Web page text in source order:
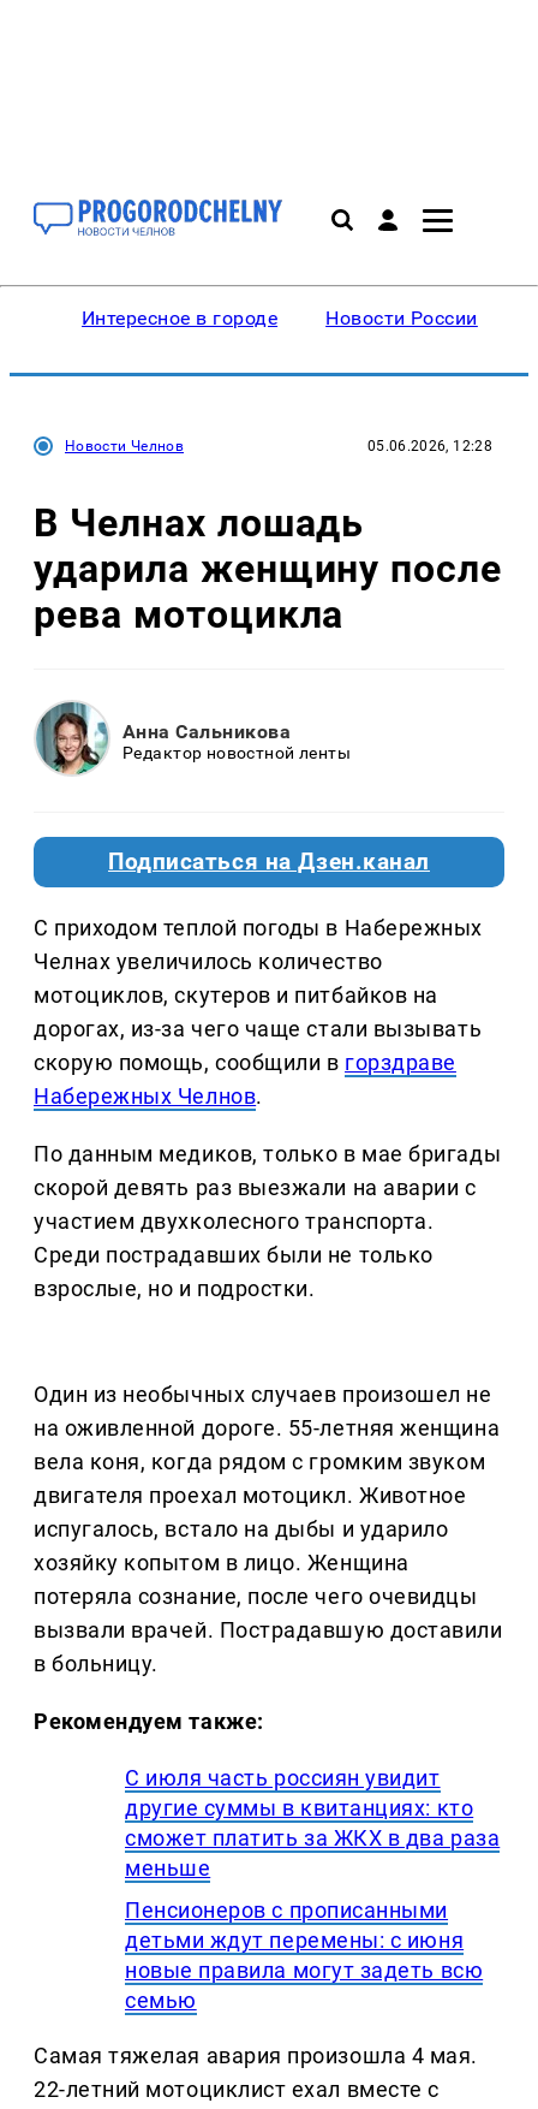
Интересное в городе Новости России
Новости Челнов 05.06.2026, 12:28
В Челнах лошадь
ударила женщину после
рева мотоцикла
Анна Сальникова
Редактор новостной ленты
Подписаться на Дзен.канал
С приходом теплой погоды в Набережных
Челнах увеличилось количество
мотоциклов, скутеров и питбайков на
дорогах, из-за чего чаще стали вызывать
скорую помощь, сообщили в горздраве
Набережных Челнов.
По данным медиков, только в мае бригады
скорой девять раз выезжали на аварии с
участием двухколесного транспорта.
Среди пострадавших были не только
взрослые, но и подростки.
Один из необычных случаев произошел не
на оживленной дороге. 55-летняя женщина
вела коня, когда рядом с громким звуком
двигателя проехал мотоцикл. Животное
испугалось, встало на дыбы и ударило
хозяйку копытом в лицо. Женщина
потеряла сознание, после чего очевидцы
вызвали врачей. Пострадавшую доставили
в больницу.
Рекомендуем также:
С июля часть россиян увидит
другие суммы в квитанциях: кто
сможет платить за ЖКХ в два раза
меньше
Пенсионеров с прописанными
детьми ждут перемены: с июня
новые правила могут задеть всю
семью
Самая тяжелая авария произошла 4 мая.
22-летний мотоциклист ехал вместе с